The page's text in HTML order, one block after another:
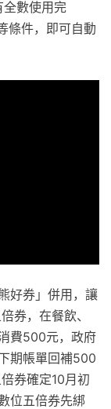
全數使用完
條件，即可自動
好券」併用，讓
券，在餐飲、
費500元，政府
期帳單回補500
券確定10月初
位五倍券先綁